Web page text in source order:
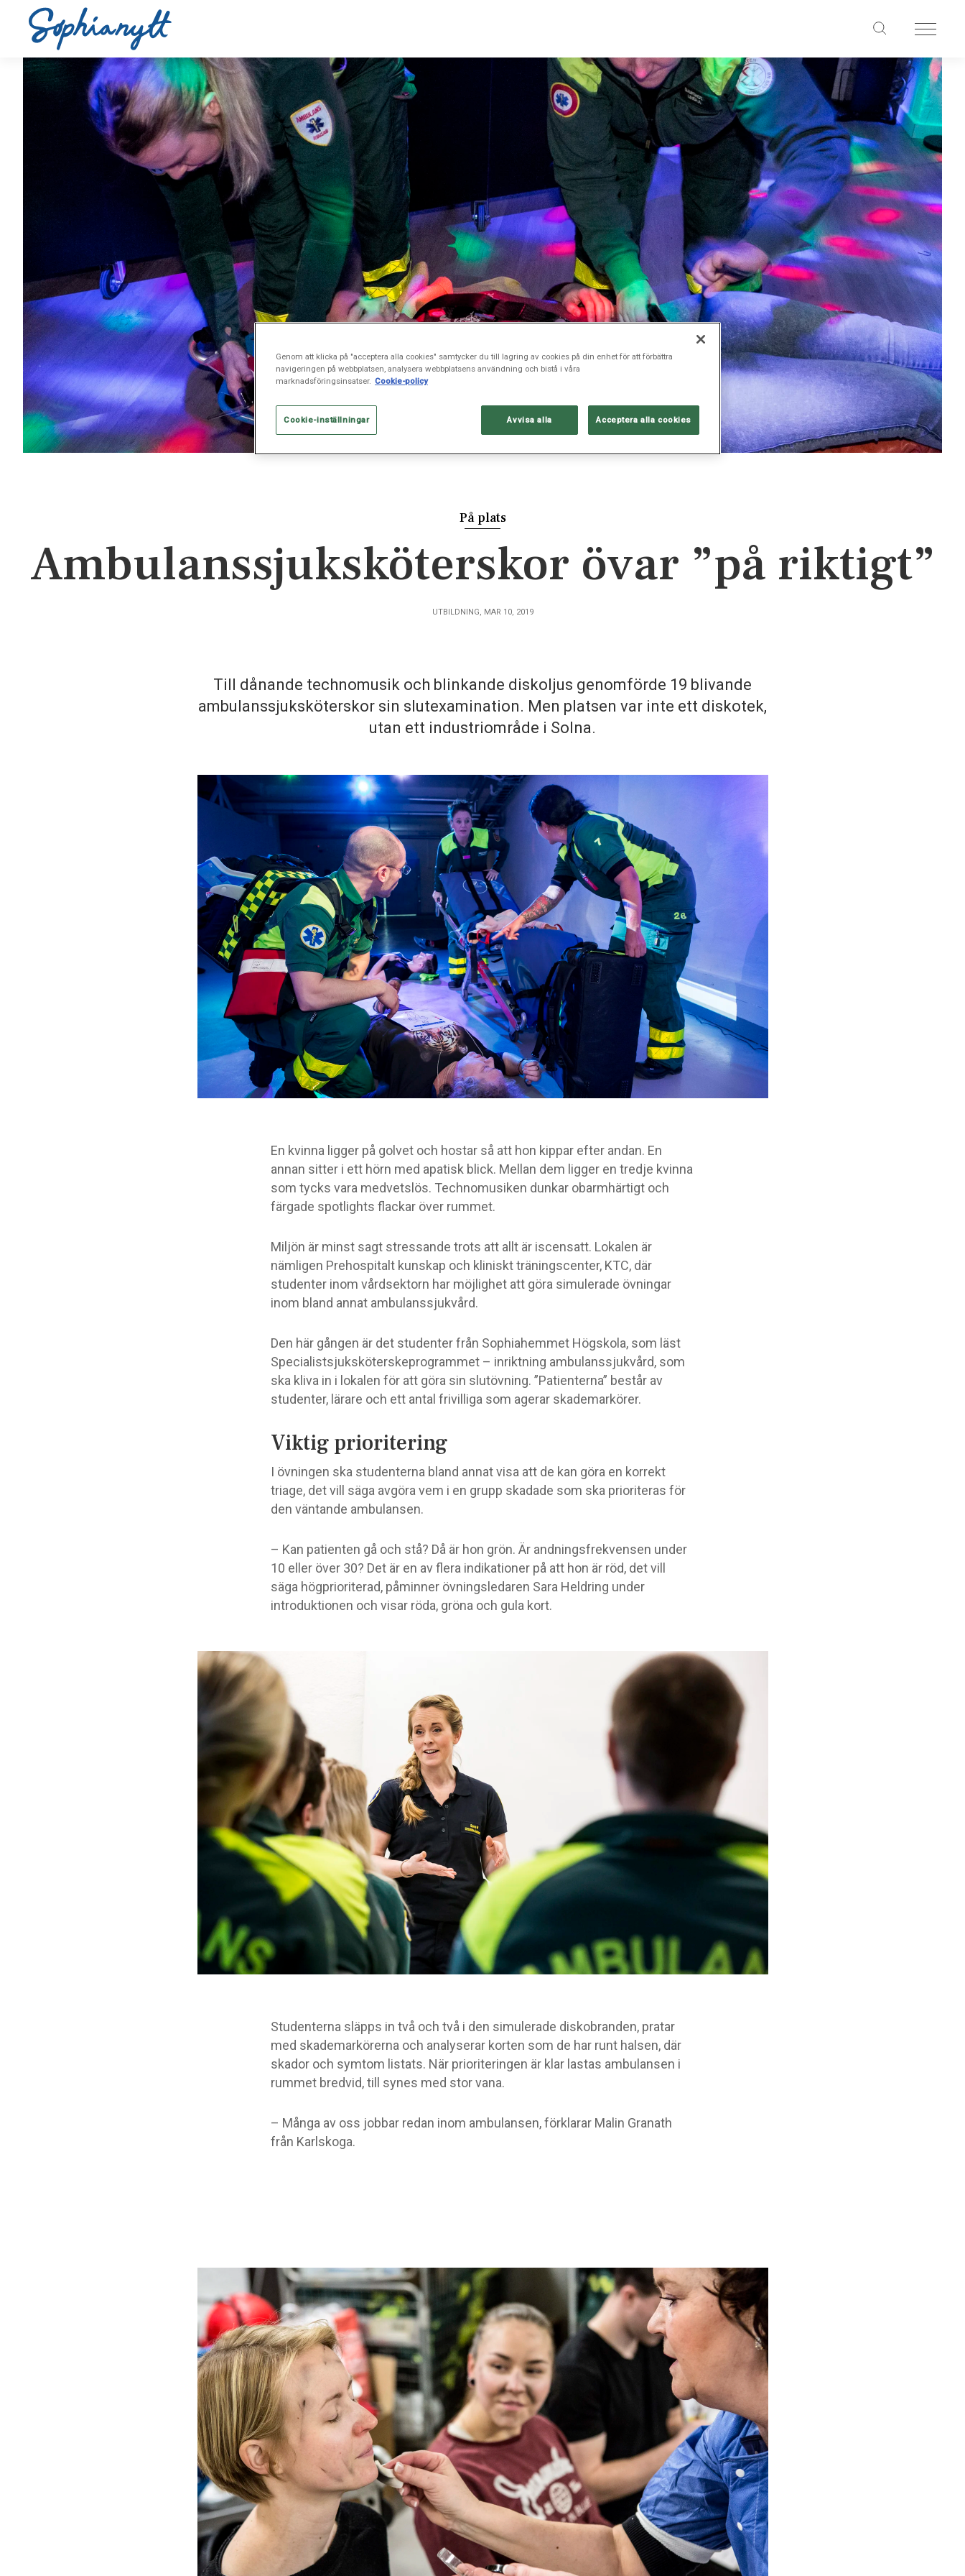
På plats
Ambulanssjuksköterskor övar ”på riktigt”
UTBILDNING, MAR 10, 2019
Till dånande technomusik och blinkande diskoljus genomförde 19 blivande
ambulanssjuksköterskor sin slutexamination. Men platsen var inte ett diskotek,
utan ett industriområde i Solna.
En kvinna ligger på golvet och hostar så att hon kippar efter andan. En
annan sitter i ett hörn med apatisk blick. Mellan dem ligger en tredje kvinna
som tycks vara medvetslös. Technomusiken dunkar obarmhärtigt och
färgade spotlights flackar över rummet.
Miljön är minst sagt stressande trots att allt är iscensatt. Lokalen är
nämligen Prehospitalt kunskap och kliniskt träningscenter, KTC, där
studenter inom vårdsektorn har möjlighet att göra simulerade övningar
inom bland annat ambulanssjukvård.
Den här gången är det studenter från Sophiahemmet Högskola, som läst
Specialistsjuksköterskeprogrammet – inriktning ambulanssjukvård, som
ska kliva in i lokalen för att göra sin slutövning. ”Patienterna” består av
studenter, lärare och ett antal frivilliga som agerar skademarkörer.
Viktig prioritering
I övningen ska studenterna bland annat visa att de kan göra en korrekt
triage, det vill säga avgöra vem i en grupp skadade som ska prioriteras för
den väntande ambulansen.
– Kan patienten gå och stå? Då är hon grön. Är andningsfrekvensen under
10 eller över 30? Det är en av flera indikationer på att hon är röd, det vill
säga högprioriterad, påminner övningsledaren Sara Heldring under
introduktionen och visar röda, gröna och gula kort.
Studenterna släpps in två och två i den simulerade diskobranden, pratar
med skademarkörerna och analyserar korten som de har runt halsen, där
skador och symtom listats. När prioriteringen är klar lastas ambulansen i
rummet bredvid, till synes med stor vana.
– Många av oss jobbar redan inom ambulansen, förklarar Malin Granath
från Karlskoga.
Genom att klicka på "acceptera alla cookies" samtycker du till lagring av cookies på din enhet för att förbättra
navigeringen på webbplatsen, analysera webbplatsens användning och bistå i våra
marknadsföringsinsatser. Cookie-policy
Cookie-inställningar Avvisa alla Acceptera alla cookies